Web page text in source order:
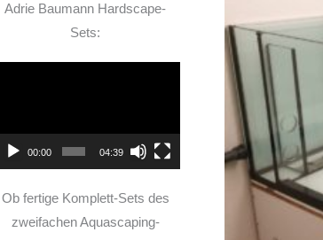
Adrie Baumann Hardscape-
Sets:
00:00 04:39
Ob fertige Komplett-Sets des
zweifachen Aquascaping-